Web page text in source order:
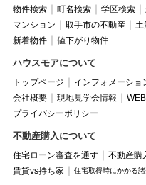
物件検索 町名検索 学区検索
マンション
取手市の不動産 土
新着物件
値下がり物件
ハウスモアについて
トップページ インフォメーショ
会社概要
現地見学会情報
プライバシーポリシー
不動産購入について
住宅ローン審査を通す 不動産購
賃貸vs持ち家
住宅取得時にかかる諸